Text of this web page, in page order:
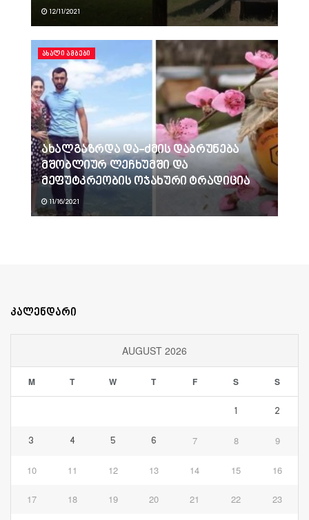
12/11/2021
ᲐᲮᲐᲚᲘ ᲐᲛᲑᲔᲑᲘ
ახალგაზრდა და-ძმის დაბრუნება
მშობლიურ ლეჩხუმში და
მეფუტკრეობის ოჯახური ტრადიცია
11/16/2021
კალენდარი
AUGUST 2026
M T W T F S S
1 2
3 4 5 6 7 8 9
10 11 12 13 14 15 16
17 18 19 20 21 22 23